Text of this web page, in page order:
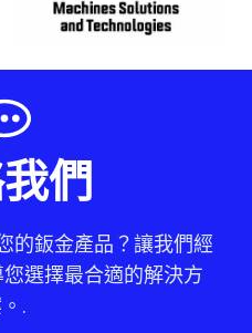
們
的鈑金產品？讓我們經
選擇最合適的解決方
.